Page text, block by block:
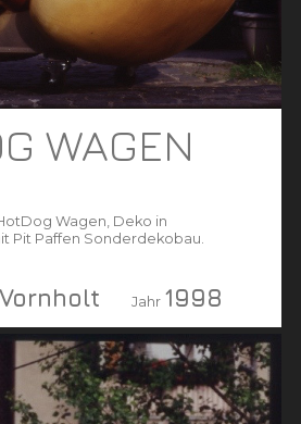
WAGEN
Wagen, Deko in
Pit Paffen Sonderdekobau.
Jahr 1998